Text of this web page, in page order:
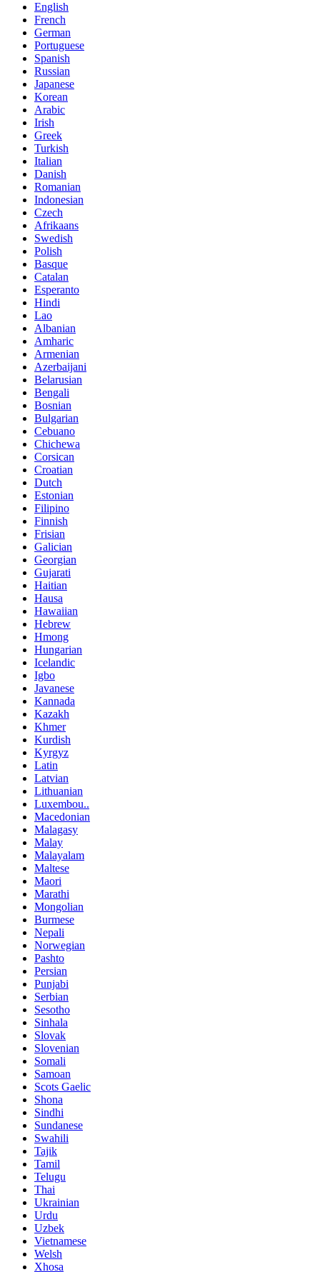
English
French
German
Portuguese
Spanish
Russian
Japanese
Korean
Arabic
Irish
Greek
Turkish
Italian
Danish
Romanian
Indonesian
Czech
Afrikaans
Swedish
Polish
Basque
Catalan
Esperanto
Hindi
Lao
Albanian
Amharic
Armenian
Azerbaijani
Belarusian
Bengali
Bosnian
Bulgarian
Cebuano
Chichewa
Corsican
Croatian
Dutch
Estonian
Filipino
Finnish
Frisian
Galician
Georgian
Gujarati
Haitian
Hausa
Hawaiian
Hebrew
Hmong
Hungarian
Icelandic
Igbo
Javanese
Kannada
Kazakh
Khmer
Kurdish
Kyrgyz
Latin
Latvian
Lithuanian
Luxembou..
Macedonian
Malagasy
Malay
Malayalam
Maltese
Maori
Marathi
Mongolian
Burmese
Nepali
Norwegian
Pashto
Persian
Punjabi
Serbian
Sesotho
Sinhala
Slovak
Slovenian
Somali
Samoan
Scots Gaelic
Shona
Sindhi
Sundanese
Swahili
Tajik
Tamil
Telugu
Thai
Ukrainian
Urdu
Uzbek
Vietnamese
Welsh
Xhosa